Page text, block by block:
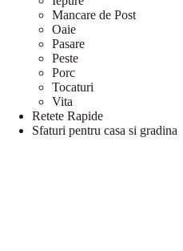
Mancare de Post
Oaie
Pasare
Peste
Porc
Tocaturi
Vita
Retete Rapide
Sfaturi pentru casa si gradina